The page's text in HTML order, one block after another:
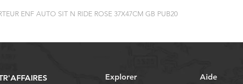
ENF AUTO SIT N RIDE ROSE 37X47CM GB PUB20
Explorer Aide